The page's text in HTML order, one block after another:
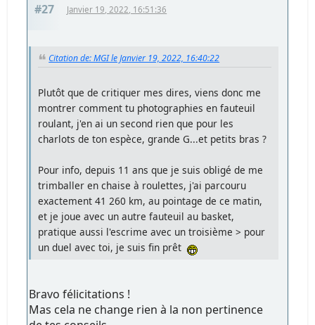
#27 Janvier 19, 2022, 16:51:36
Citation de: MGI le Janvier 19, 2022, 16:40:22
Plutôt que de critiquer mes dires, viens donc me
montrer comment tu photographies en fauteuil
roulant, j'en ai un second rien que pour les
charlots de ton espèce, grande G...et petits bras ?
Pour info, depuis 11 ans que je suis obligé de me
trimballer en chaise à roulettes, j'ai parcouru
exactement 41 260 km, au pointage de ce matin,
et je joue avec un autre fauteuil au basket,
pratique aussi l'escrime avec un troisième > pour
un duel avec toi, je suis fin prêt
Bravo félicitations !
Mas cela ne change rien à la non pertinence